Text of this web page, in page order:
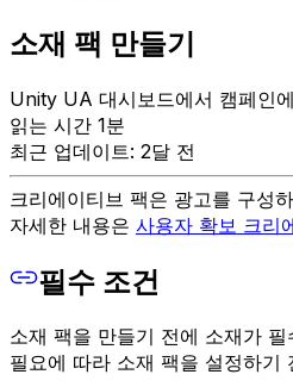
소재 팩 만들기
Unity UA 대시보드에서 캠페인
읽는 시간 1분
최근 업데이트: 2달 전
크리에이티브 팩은 광고를 구성
자세한 내용은 사용자 확보 크리
필수 조건
소재 팩을 만들기 전에 소재가
필요에 따라 소재 팩을 설정하기